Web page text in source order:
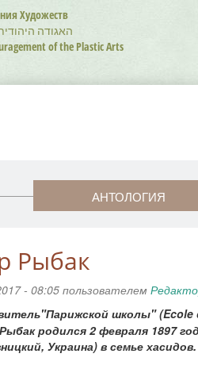
Художеств
האגודה
of the Plastic Arts
АНТОЛОГИЯ
Рыбак
- 08:05 пользователем
школы" (Ecole
родился 2 февраля 1897
Украина) в семье хасидов.